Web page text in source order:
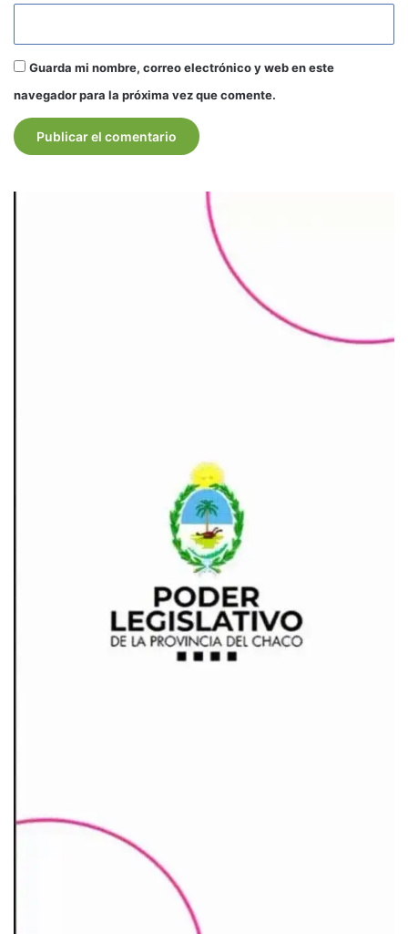
Guarda mi nombre, correo electrónico y web en este
navegador para la próxima vez que comente.